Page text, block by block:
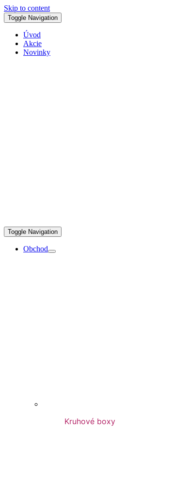
Skip to content
Toggle Navigation
Úvod
Akcie
Novinky
Toggle Navigation
Obchod
Kruhové boxy